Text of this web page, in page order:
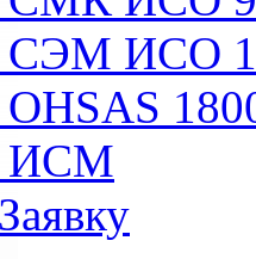
СЭМ ИСО
OHSAS
ИСМ